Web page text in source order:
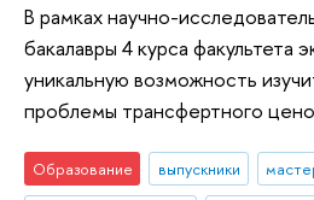
В рамках научно-
бакалавры 4 курса факультета
уникальную возможность
проблемы трансфертного
Образование выпускники